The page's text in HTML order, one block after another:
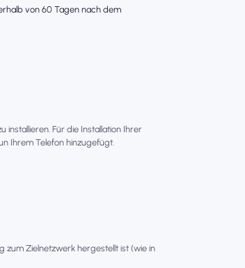
von 60 Tagen nach dem
installieren. Für die Installation Ihrer
Ihrem Telefon hinzugefügt.
zum Zielnetzwerk hergestellt ist (wie in